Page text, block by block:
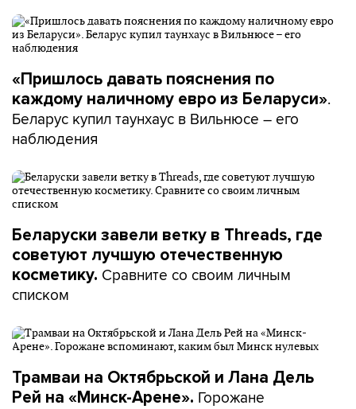
«Пришлось давать пояснения по
каждому наличному евро из Беларуси».
Беларус купил таунхаус в Вильнюсе – его
наблюдения
Беларуски завели ветку в Threads, где
советуют лучшую отечественную
косметику. Сравните со своим личным
списком
Трамваи на Октябрьской и Лана Дель
Рей на «Минск-Арене». Горожане